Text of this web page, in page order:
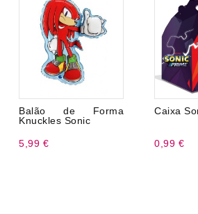
Balão de Forma
Knuckles Sonic
5,99 €
Caixa
0,99 €